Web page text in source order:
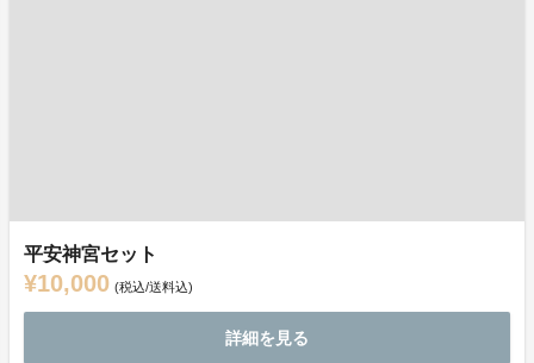
平安神宮セット
¥10,000 (税込/送料込)
詳細を見る